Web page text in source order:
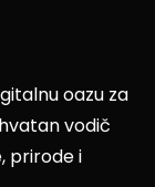
oazu za
vodič
prirode i